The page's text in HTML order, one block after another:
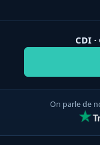
CDI
On parle de